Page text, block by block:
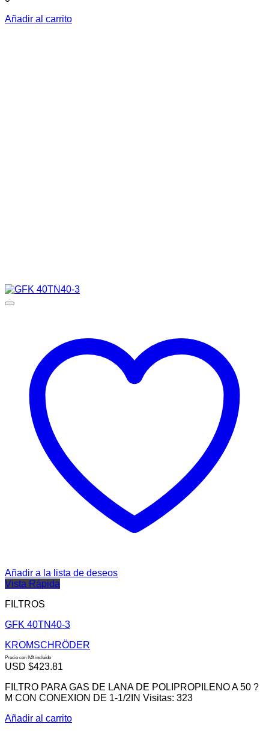
Añadir al carrito
Añadir a la lista de deseos
Vista Rápida
FILTROS
GFK 40TN40-3
KROMSCHRÖDER
Precio con IVA incluido
USD $423.81
FILTRO PARA GAS DE LANA DE POLIPROPILENO A 50 ?
M CON CONEXION DE 1-1/2IN Visitas: 323
Añadir al carrito